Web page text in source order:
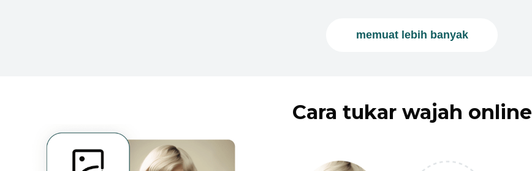
memuat lebih banyak
Cara tukar wajah online